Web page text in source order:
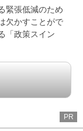
緊張低減のため
欠かすことがで
「政策スイン
PR